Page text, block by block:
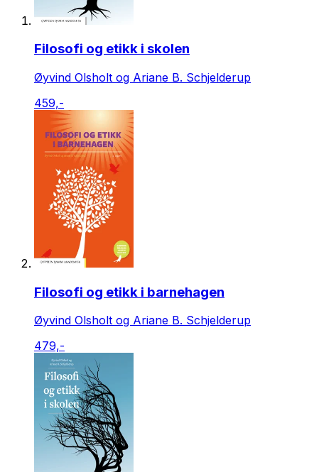
Filosofi og etikk i skolen
Øyvind Olsholt og Ariane B. Schjelderup
459,-
Filosofi og etikk i barnehagen
Øyvind Olsholt og Ariane B. Schjelderup
479,-